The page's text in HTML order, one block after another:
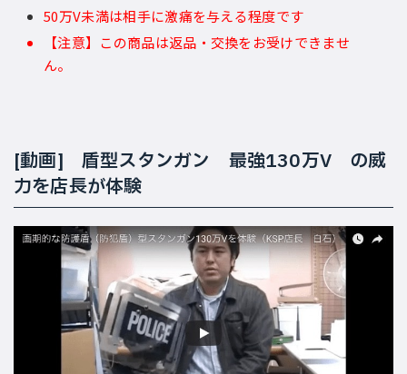
50万V未満は相手に激痛を与える程度です
【注意】この商品は返品・交換をお受けできませ
ん。
[動画] 盾型スタンガン 最強130万V の威
力を店長が体験